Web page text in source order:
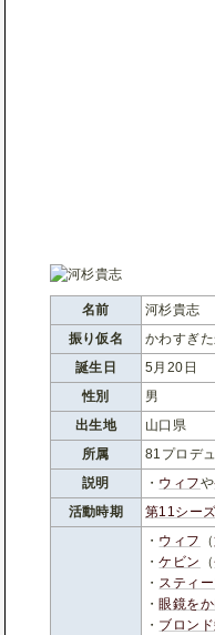
名前
河杉貴志
振り仮名
かわすぎ
誕生日
5月20日
性別
男
出生地
山口県
所属
81プロデ
説明
・ ウィフや
活動時期 第11シー
・ ウィフ （
・ケビン （
・ スティ
・眼鏡を
・ ブロン